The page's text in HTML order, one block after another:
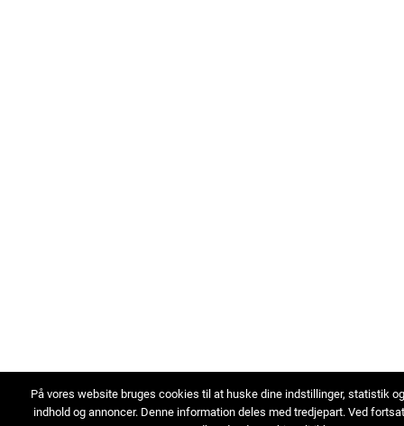
På vores website bruges cookies til at huske dine indstillinger, statistik
indhold og annoncer. Denne information deles med tredjepart. Ved